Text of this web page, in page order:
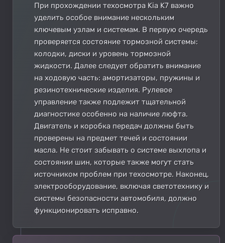
При прохождении техосмотра Kia K7 важно
уделить особое внимание нескольким
ключевым узлам и системам. В первую очередь
проверяется состояние тормозной системы:
колодки, диски и уровень тормозной
жидкости. Далее следует обратить внимание
на ходовую часть: амортизаторы, пружины и
резинотехнические изделия. Рулевое
управление также подлежит тщательной
диагностике особенно на наличие люфта.
Двигатель и коробка передач должны быть
проверены на предмет течей и состоянии
масла. Не стоит забывать о системе выхлопа и
состоянии шин, которые также могут стать
источником проблем при техосмотре. Наконец,
электрооборудование, включая светотехнику и
системы безопасности автомобиля, должно
функционировать исправно.